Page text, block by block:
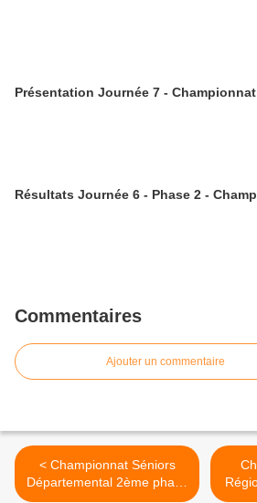
Présentation Journée 7 -
Résultats Journée 6 - Phase 2 -
Commentaires
Ajouter un commentaire
< Championnat Séniors
Départemental 2ème phase
- Journée 1